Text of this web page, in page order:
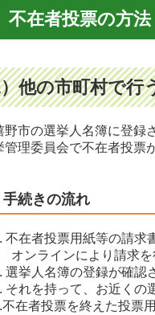
不在者投票の方法
他の市町村で
市の選挙人名簿に登録
管理委員会で不在者投票
手続きの流れ
在者投票用紙等の請求
ラインにより請求を
挙人名簿の登録が確認
れを持って、お近くの
在者投票を終えた投票